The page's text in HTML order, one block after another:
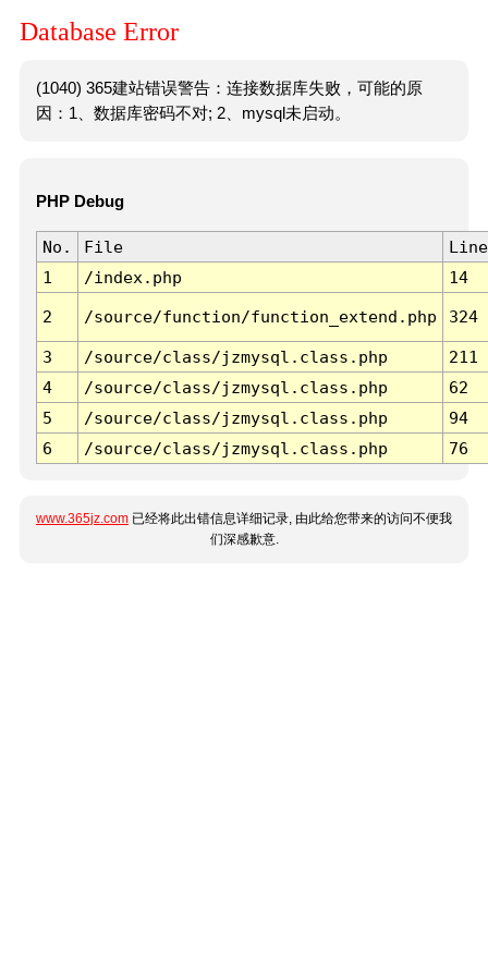
Database Error
(1040) 365建站错误警告：连接数据库失败，可能的原
因：1、数据库密码不对; 2、mysql未启动。
PHP Debug
No. File
Line
1
/index.php 14
2 /source/function/function_extend.php 324
3 /source/class/jzmysql.class.php
211
4
/source/class/jzmysql.class.php
62
5
/source/class/jzmysql.class.php
94
6
/source/class/jzmysql.class.php 76
www.365jz.com 已经将此出错信息详细记录, 由此给您带来的访问不便我
们深感歉意.